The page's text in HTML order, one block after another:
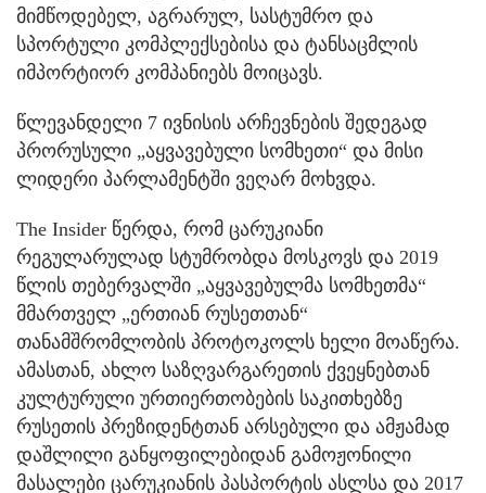
მიმწოდებელ, აგრარულ, სასტუმრო და
სპორტული კომპლექსებისა და ტანსაცმლის
იმპორტიორ კომპანიებს მოიცავს.
წლევანდელი 7 ივნისის არჩევნების შედეგად
პრორუსული „აყვავებული სომხეთი“ და მისი
ლიდერი პარლამენტში ვეღარ მოხვდა.
The Insider წერდა, რომ ცარუკიანი
რეგულარულად სტუმრობდა მოსკოვს და 2019
წლის თებერვალში „აყვავებულმა სომხეთმა“
მმართველ „ერთიან რუსეთთან“
თანამშრომლობის პროტოკოლს ხელი მოაწერა.
ამასთან, ახლო საზღვარგარეთის ქვეყნებთან
კულტურული ურთიერთობების საკითხებზე
რუსეთის პრეზიდენტთან არსებული და ამჟამად
დაშლილი განყოფილებიდან გამოჟონილი
მასალები ცარუკიანის პასპორტის ასლსა და 2017